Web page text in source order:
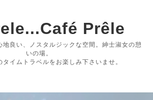
Prêle
地良い、ノスタルジックな空間。紳士淑女の憩
いの場。
イムトラベルをお楽しみ下さいませ。